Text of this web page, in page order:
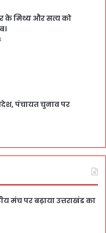
के मिथ्य और सत्य को
पंचायत चुनाव पर
मंच पर बढ़ाया उत्तराखंड का